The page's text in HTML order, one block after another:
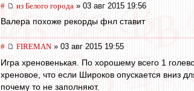
# из Белого города » 03 авг 2015 19:56
Валера похоже рекорды фнл ставит
# FIREMAN » 03 авг 2015 19:55
Игра хреновенькая. По хорошему всего 1
хреновое, что если Широков опускается вниз
почему то не заполняют.